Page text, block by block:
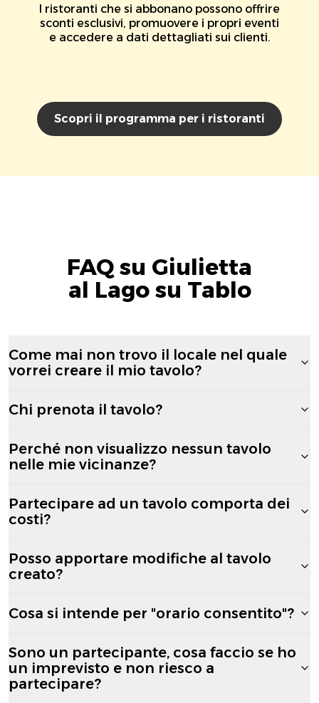
I ristoranti che si abbonano possono offrire
sconti esclusivi, promuovere i propri eventi
e accedere a dati dettagliati sui clienti.
Scopri il programma per i ristoranti
FAQ su Giulietta
al Lago su Tablo
Come mai non trovo il locale nel quale
vorrei creare il mio tavolo?
Chi prenota il tavolo?
Perché non visualizzo nessun tavolo
nelle mie vicinanze?
Partecipare ad un tavolo comporta dei
costi?
Posso apportare modifiche al tavolo
creato?
Cosa si intende per "orario consentito"?
Sono un partecipante, cosa faccio se ho
un imprevisto e non riesco a
partecipare?